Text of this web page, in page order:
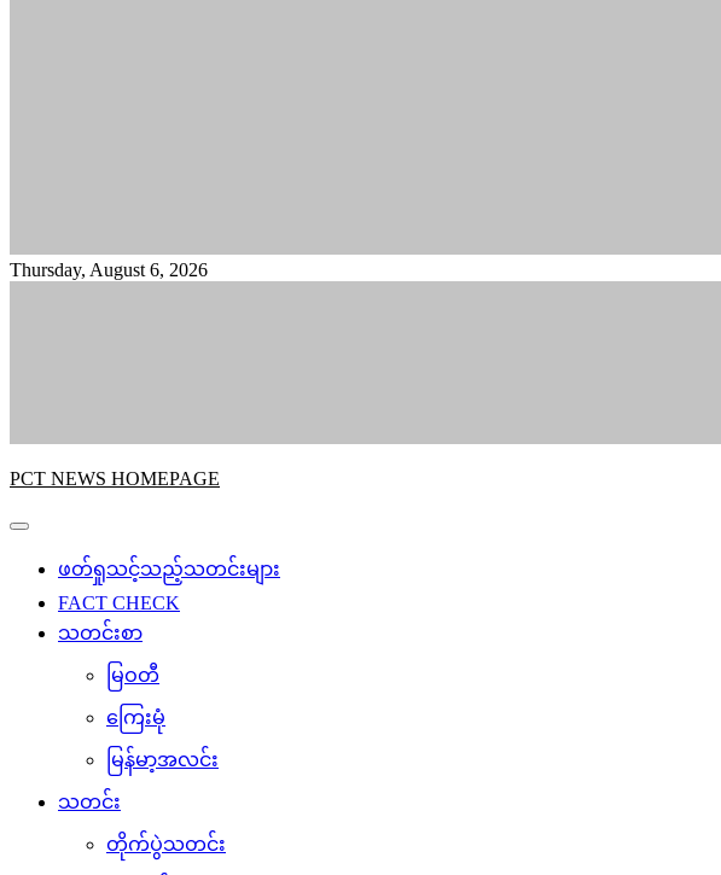
Thursday, August 6, 2026
PCT NEWS HOMEPAGE
ဖတ်ရှုသင့်သည့်သတင်းများ
FACT CHECK
သတင်းစာ
မြဝတီ
ကြေးမုံ
မြန်မာ့အလင်း
သတင်း
တိုက်ပွဲသတင်း